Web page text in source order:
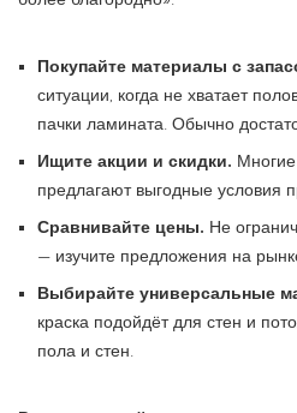
Покупайте материалы с
ситуации, когда не хватает
пачки ламината. Обычно
Ищите акции и скидки.
предлагают выгодные условия
Сравнивайте цены. Не
— изучите предложения на
Выбирайте универсальные
краска подойдёт для стен и
пола и стен.